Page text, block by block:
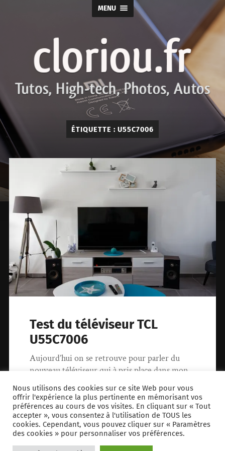
MENU
cloriou.fr
ÉTIQUETTE : U55C7006
Test du téléviseur TCL
U55C7006
Aujourd’hui on se retrouve pour parler du
nouveau téléviseur qui à pris place dans mon
salon. L’ancien commençait à dater,…
21 février 2018 153
Nous utilisons des cookies sur ce site Web pour vous
offrir l'expérience la plus pertinente en mémorisant vos
préférences au cours de vos visites. En cliquant sur « Tout
accepter », vous consentez à l'utilisation de TOUS les
cookies. Cependant, vous pouvez cliquer sur « Paramètres
des cookies » pour personnaliser vos préférences.